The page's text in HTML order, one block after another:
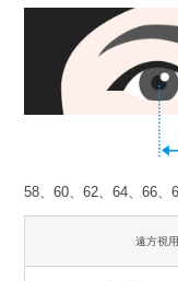
58、60、62、64、66、
遠方視